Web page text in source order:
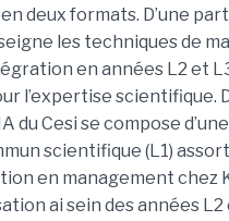
deux formats. D’une
les techniques de
en années L2 et
l’expertise scientifique.
du Cesi se compose
scientifique (L1)
en management chez
ai sein des années L2